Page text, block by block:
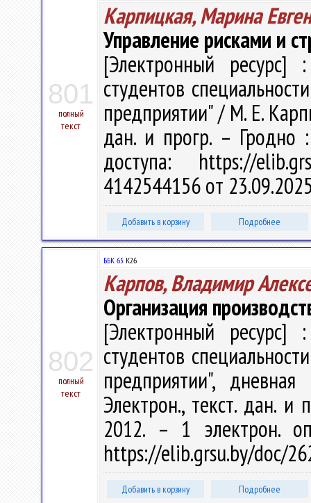
801
полный
текст
Карпицкая, Марина
Управление рисками и
[Электронный ресурс]
студентов
предприятии" / М. Е.
дан. и прогр. –
доступа: https://
4142544156 от
Добавить в корзину Подробнее
802
полный
текст
ББК 65.К26
Карпов, Владимир
Организация
[Электронный ресурс]
студентов
предприятии",
Электрон., текст. дан.
2012. – 1 электрон.
https://elib.grsu.by/doc/
Добавить в корзину Подробнее